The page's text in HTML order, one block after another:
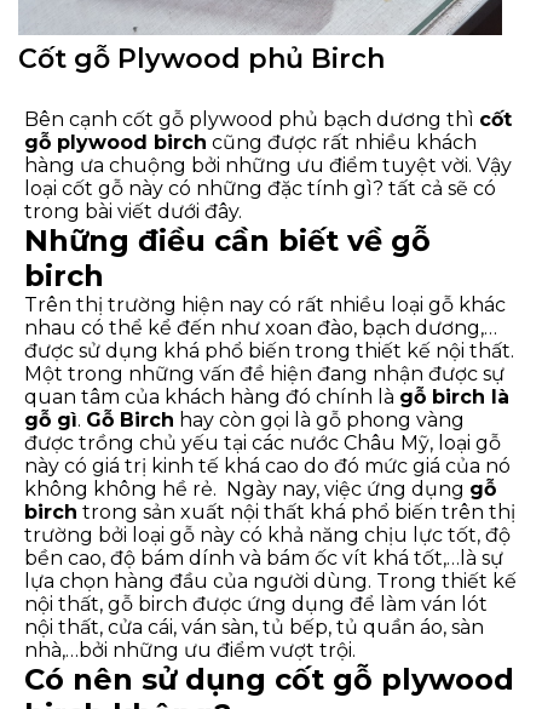
Cốt gỗ Plywood phủ Birch
Bên cạnh cốt gỗ plywood phủ bạch dương thì cốt
gỗ plywood birch cũng được rất nhiều khách
hàng ưa chuộng bởi những ưu điểm tuyệt vời. Vậy
loại cốt gỗ này có những đặc tính gì? tất cả sẽ có
trong bài viết dưới đây.
Những điều cần biết về gỗ
birch
Trên thị trường hiện nay có rất nhiều loại gỗ khác
nhau có thể kể đến như xoan đào, bạch dương,…
được sử dụng khá phổ biến trong thiết kế nội thất.
Một trong những vấn đề hiện đang nhận được sự
quan tâm của khách hàng đó chính là gỗ birch là
gỗ gì. Gỗ Birch hay còn gọi là gỗ phong vàng
được trồng chủ yếu tại các nước Châu Mỹ, loại gỗ
này có giá trị kinh tế khá cao do đó mức giá của nó
không không hề rẻ. Ngày nay, việc ứng dụng gỗ
birch trong sản xuất nội thất khá phổ biến trên thị
trường bởi loại gỗ này có khả năng chịu lực tốt, độ
bền cao, độ bám dính và bám ốc vít khá tốt,…là sự
lựa chọn hàng đầu của người dùng. Trong thiết kế
nội thất, gỗ birch được ứng dụng để làm ván lót
nội thất, cửa cái, ván sàn, tủ bếp, tủ quần áo, sàn
nhà,…bởi những ưu điểm vượt trội.
Có nên sử dụng cốt gỗ plywood